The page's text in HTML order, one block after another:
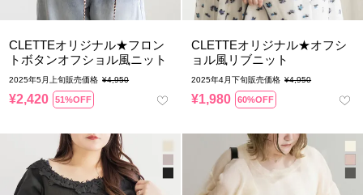
CLETTEオリジナル★フロン
トボタンオフショル風ニット
2025年5月上旬販売価格 ¥4,950
¥2,420 51%OFF
CLETTEオリジナル★オフシ
ョル風リブニット
2025年4月下旬販売価格 ¥4,950
¥1,980 60%OFF